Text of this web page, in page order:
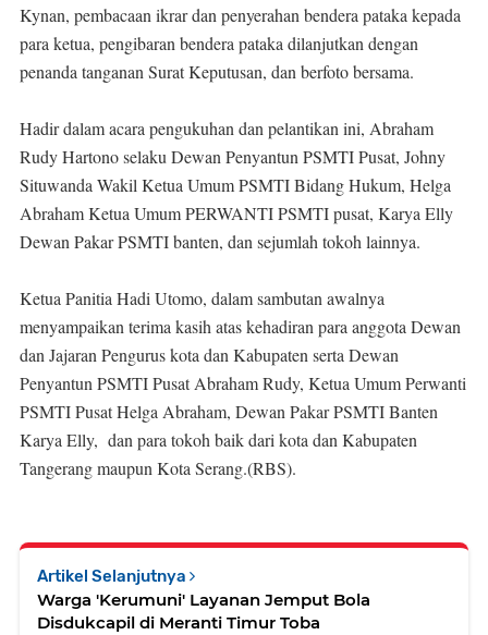
Kynan, pembacaan ikrar dan penyerahan bendera pataka kepada
para ketua, pengibaran bendera pataka dilanjutkan dengan
penanda tanganan Surat Keputusan, dan berfoto bersama.
Hadir dalam acara pengukuhan dan pelantikan ini, Abraham
Rudy Hartono selaku Dewan Penyantun PSMTI Pusat, Johny
Situwanda Wakil Ketua Umum PSMTI Bidang Hukum, Helga
Abraham Ketua Umum PERWANTI PSMTI pusat, Karya Elly
Dewan Pakar PSMTI banten, dan sejumlah tokoh lainnya.
Ketua Panitia Hadi Utomo, dalam sambutan awalnya
menyampaikan terima kasih atas kehadiran para anggota Dewan
dan Jajaran Pengurus kota dan Kabupaten serta Dewan
Penyantun PSMTI Pusat Abraham Rudy, Ketua Umum Perwanti
PSMTI Pusat Helga Abraham, Dewan Pakar PSMTI Banten
Karya Elly, dan para tokoh baik dari kota dan Kabupaten
Tangerang maupun Kota Serang.(RBS).
Artikel Selanjutnya
Warga 'Kerumuni' Layanan Jemput Bola
Disdukcapil di Meranti Timur Toba